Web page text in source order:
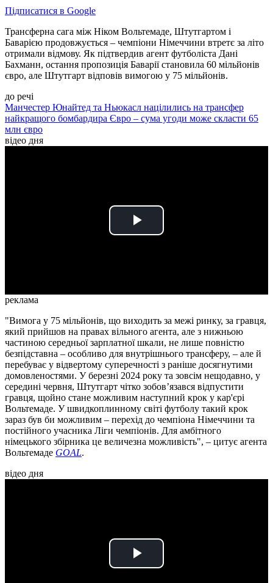
Підписатися в Google
Трансферна сага між Ніком Вольтемаде, Штутгартом і
Баварією продовжується – чемпіони Німеччини втретє за літо
отримали відмову. Як підтвердив агент футболіста Дані
Бахманн, остання пропозиція Баварії становила 60 мільйонів
євро, але Штутгарт відповів вимогою у 75 мільйонів.
до речі
Манчестер Юнайтед та Ньюкасл націлились на трансфер
найкращого бомбардира Євро – сума угоди може скласти 65
млн євро
відео дня
Play
реклама
"Вимога у 75 мільйонів, що виходить за межі ринку, за гравця,
який прийшов на правах вільного агента, але з нижньою
частиною середньої зарплатної шкали, не лише повністю
безпідставна – особливо для внутрішнього трансферу, – але й
перебуває у відвертому суперечності з раніше досягнутими
домовленостями. У березні 2024 року та зовсім нещодавно, у
середині червня, Штутгарт чітко зобов’язався відпустити
гравця, щойно стане можливим наступний крок у кар'єрі
Вольтемаде. У швидкоплинному світі футболу такий крок
зараз був би можливим – перехід до чемпіона Німеччини та
постійного учасника Ліги чемпіонів. Для амбітного
німецького збірника це величезна можливість", – цитує агента
Вольтемаде GOAL.
відео дня
Play